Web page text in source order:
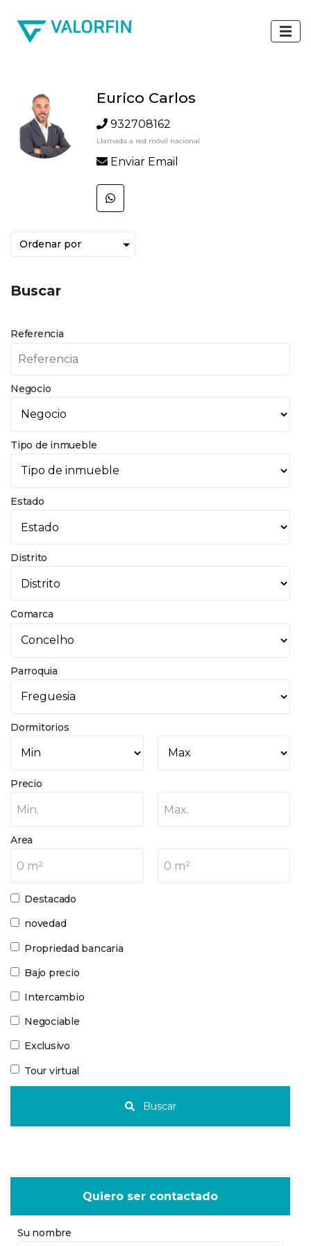
Eurico Carlos
932708162
Llamada a red móvil nacional
Enviar Email
Buscar
Referencia
Negocio
Tipo de inmueble
Estado
Distrito
Comarca
Parroquia
Dormitorios
Precio
Min. Max.
Area
0 m² 0 m²
Destacado
novedad
Propriedad bancaria
Bajo precio
Intercambio
Negociable
Exclusivo
Tour virtual
Buscar
Quiero ser contactado
Su nombre